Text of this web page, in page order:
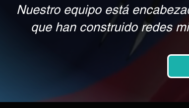
Nuestro equipo está
que han construido redes